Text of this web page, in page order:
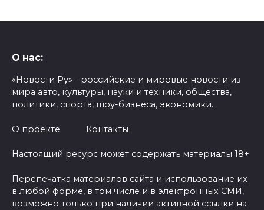
О нас:
«Новости Ру» - российские и мировые новости из
мира авто, культуры, науки и техники, общества,
политики, спорта, шоу-бизнеса, экономики.
О проекте Контакты
Настоящий ресурс может содержать материалы 18+
Перепечатка материалов сайта и использование их
в любой форме, в том числе и в электронных СМИ,
возможно только при наличии активной ссылки на